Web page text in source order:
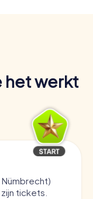
het werkt
tickets.